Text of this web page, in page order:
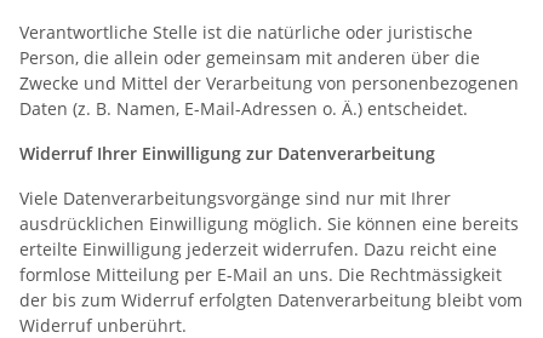
Verantwortliche Stelle ist die natürliche oder juristische
Person, die allein oder gemeinsam mit anderen über die
Zwecke und Mittel der Verarbeitung von personenbezogenen
Daten (z. B. Namen, E-Mail-Adressen o. Ä.) entscheidet.
Widerruf Ihrer Einwilligung zur Datenverarbeitung
Viele Datenverarbeitungsvorgänge sind nur mit Ihrer
ausdrücklichen Einwilligung möglich. Sie können eine bereits
erteilte Einwilligung jederzeit widerrufen. Dazu reicht eine
formlose Mitteilung per E-Mail an uns. Die Rechtmässigkeit
der bis zum Widerruf erfolgten Datenverarbeitung bleibt vom
Widerruf unberührt.